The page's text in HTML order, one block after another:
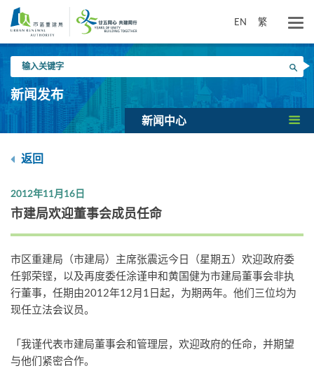
要
EN 繁
入
关
键
搜寻
新闻发布
新闻中心
返回
2012年11月16日
市建局欢迎董事会成员任命
市区重建局（市建局）主席张震远今日（星期五）欢迎政府委
任郭荣铿，以及再度委任涂谨申和黄国健为市建局董事会非执
行董事，任期由2012年12月1日起，为期两年。他们三位均为
现任立法会议员。
「我谨代表市建局董事会和管理层，欢迎政府的任命，并期望
与他们紧密合作。